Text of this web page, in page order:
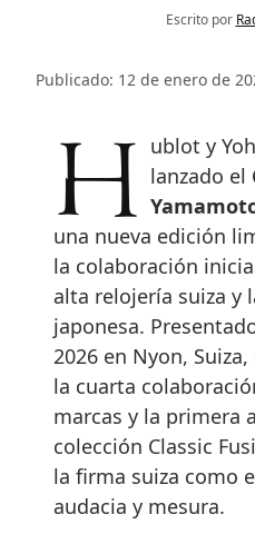
Escrito por
Publicado: 12 de enero de
Hublot y Yohji Yamamoto han lanzado el
una nueva edición
la colaboración
alta relojería suiza y
japonesa.
2026 en Nyon,
la cuarta
marcas y la primera
colección Classic
la firma suiza como
audacia y mesura.